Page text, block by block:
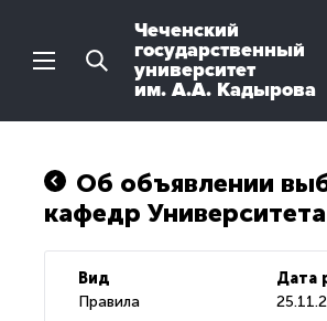
Чеченский
государственный
университет
им. А.А. Кадырова
Об объявлении
кафедр Университета
Вид
Правила
Дата